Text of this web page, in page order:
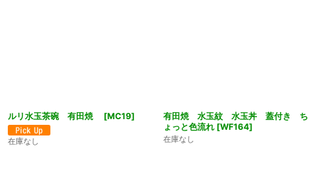
ルリ水玉茶碗 有田焼 [MC19]
在庫なし
有田焼 水玉紋 水玉丼 蓋付き ち
ょっと色流れ [WF164]
在庫なし